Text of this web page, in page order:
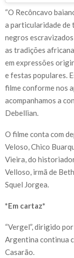
“O Recôncavo
a particularidade de
negros
as tradições
em expressões
e festas populares.
filme conforme nos
acompanhamos a
Debellian.
O filme conta com
Veloso, Chico
Vieira, do
Velloso, irmã de
Squel Jorgea.
*Em cartaz*
“Vergel”, dirigido
Argentina continua
Casarão.